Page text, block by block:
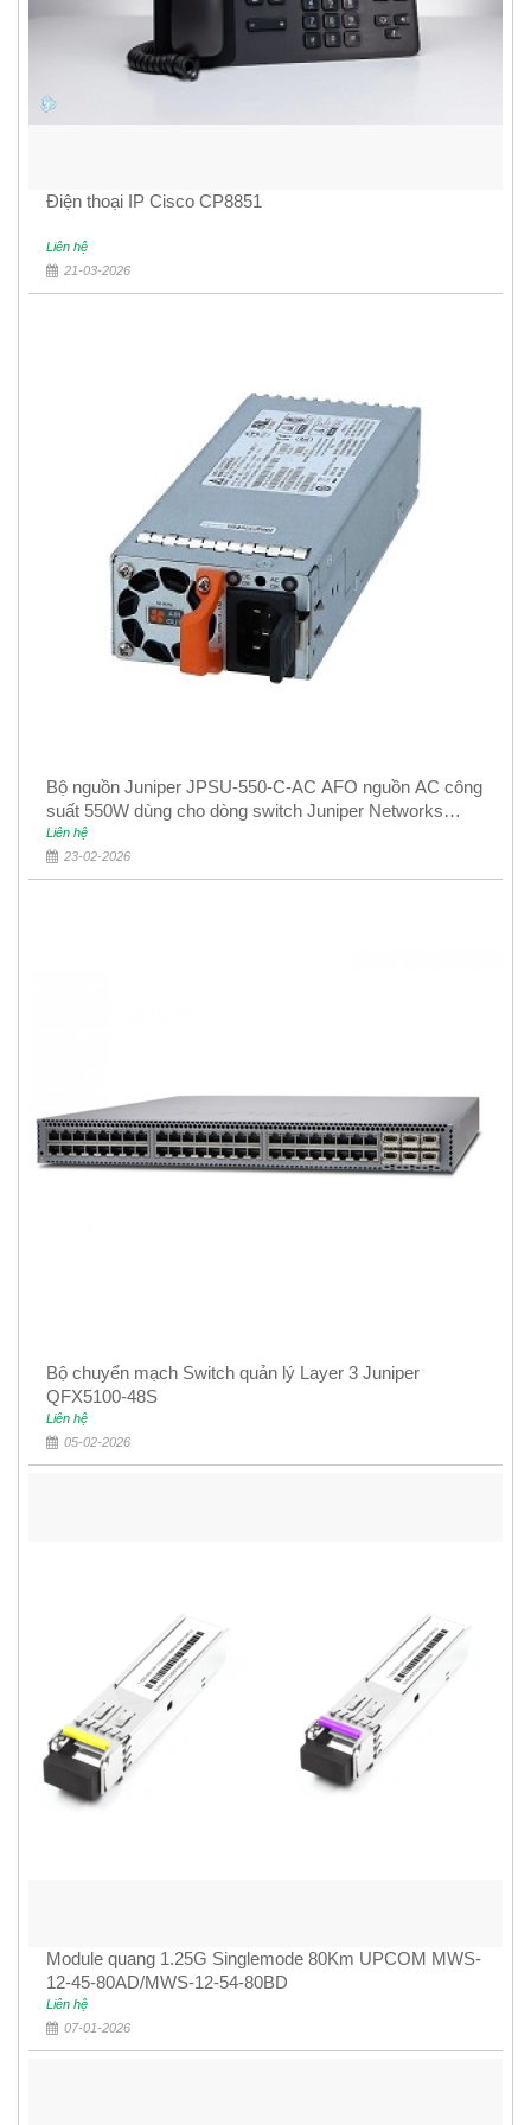
Điện thoại IP Cisco CP8851
Liên hệ
21-03-2026
Bộ nguồn Juniper JPSU-550-C-AC AFO nguồn AC công
suất 550W dùng cho dòng switch Juniper Networks
EX4400
Liên hệ
23-02-2026
Bộ chuyển mạch Switch quản lý Layer 3 Juniper
QFX5100-48S
Liên hệ
05-02-2026
Module quang 1.25G Singlemode 80Km UPCOM MWS-
12-45-80AD/MWS-12-54-80BD
Liên hệ
07-01-2026